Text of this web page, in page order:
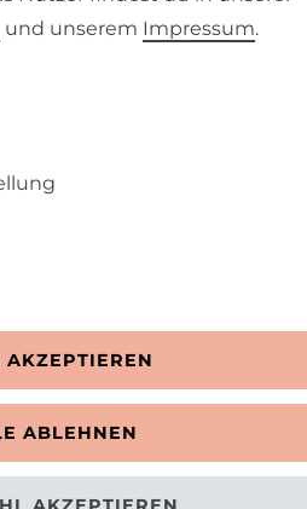
und unserem Impressum.
AKZEPTIEREN
ABLEHNEN